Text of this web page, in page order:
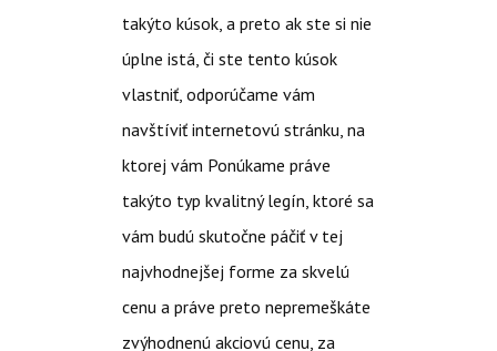
takýto kúsok, a preto ak ste si nie
úplne istá, či ste tento kúsok
vlastniť, odporúčame vám
navštíviť internetovú stránku, na
ktorej vám Ponúkame práve
takýto typ kvalitný legín, ktoré sa
vám budú skutočne páčiť v tej
najvhodnejšej forme za skvelú
cenu a práve preto nepremeškáte
zvýhodnenú akciovú cenu, za